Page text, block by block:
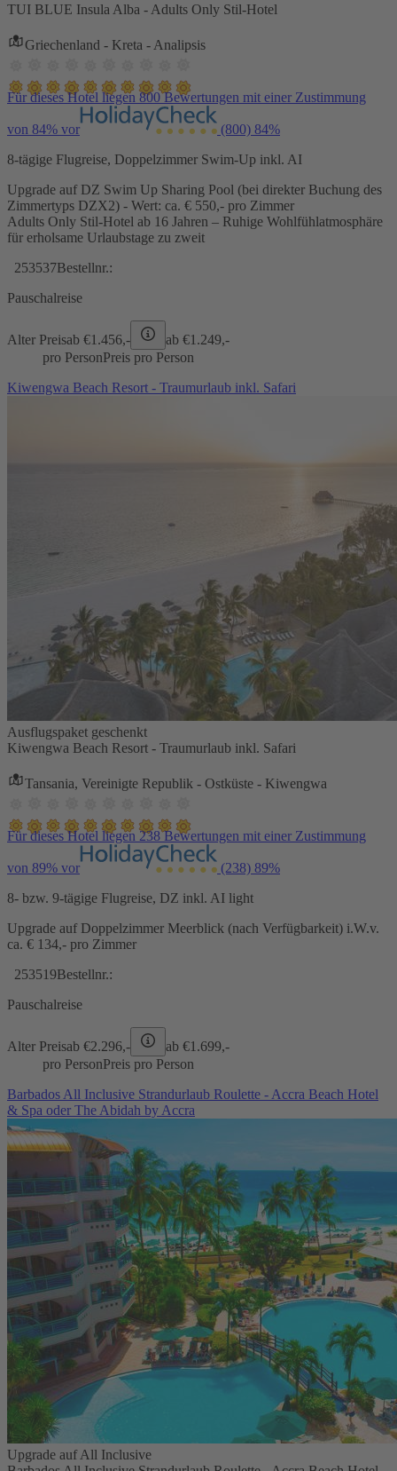
TUI BLUE Insula Alba - Adults Only Stil-Hotel
Griechenland - Kreta - Analipsis
Für dieses Hotel liegen 800 Bewertungen mit einer Zustimmung
von 84% vor (800) 84%
8-tägige Flugreise, Doppelzimmer Swim-Up inkl. AI
Upgrade auf DZ Swim Up Sharing Pool (bei direkter Buchung des
Zimmertyps DZX2) - Wert: ca. € 550,- pro Zimmer
Adults Only Stil-Hotel ab 16 Jahren – Ruhige Wohlfühlatmosphäre
für erholsame Urlaubstage zu zweit
253537Bestellnr.:
Pauschalreise
Alter Preisab €1.456,- ab €1.249,-
pro PersonPreis pro Person
Kiwengwa Beach Resort - Traumurlaub inkl. Safari
Ausflugspaket geschenkt
Kiwengwa Beach Resort - Traumurlaub inkl. Safari
Tansania, Vereinigte Republik - Ostküste - Kiwengwa
Für dieses Hotel liegen 238 Bewertungen mit einer Zustimmung
von 89% vor (238) 89%
8- bzw. 9-tägige Flugreise, DZ inkl. AI light
Upgrade auf Doppelzimmer Meerblick (nach Verfügbarkeit) i.W.v.
ca. € 134,- pro Zimmer
253519Bestellnr.:
Pauschalreise
Alter Preisab €2.296,- ab €1.699,-
pro PersonPreis pro Person
Barbados All Inclusive Strandurlaub Roulette - Accra Beach Hotel
& Spa oder The Abidah by Accra
Upgrade auf All Inclusive